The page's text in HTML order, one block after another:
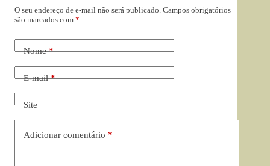
O seu endereço de e-mail não será publicado. Campos obrigatórios
são marcados com *
Nome*
E-mail*
Site
Adicionar comentário *